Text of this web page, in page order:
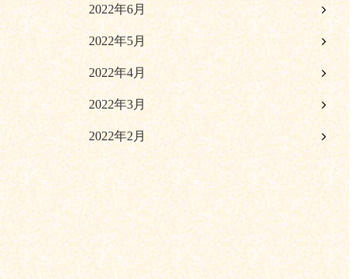
2022年6月
2022年5月
2022年4月
2022年3月
2022年2月